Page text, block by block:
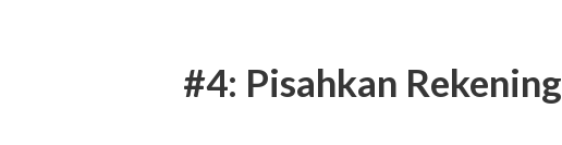
#4: Pisahkan Rekening